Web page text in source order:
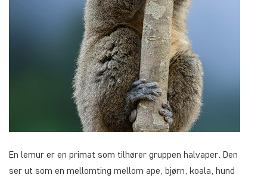
En lemur er en primat som tilhører gruppen halvaper. Den
ser ut som en mellomting mellom ape, bjørn, koala, hund